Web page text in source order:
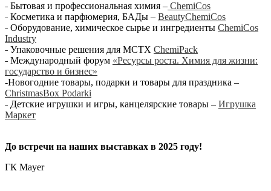
˗ Бытовая и профессиональная химия – ChemiCos
˗ Косметика и парфюмерия, БАДы – BeautyChemiCos
˗ Оборудование, химическое сырье и ингредиенты ChemiCos
Industry
˗ Упаковочные решения для МСТХ ChemiPack
˗ Международный форум «Ресурсы роста. Химия для жизни:
государство и бизнес»
-Новогодние товары, подарки и товары для праздника –
ChristmasBox Podarki
˗ Детские игрушки и игры, канцелярские товары – Игрушка
Маркет
До встречи на наших выставках в 2025 году!
ГК Mayer